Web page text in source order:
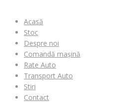
Acasă
Stoc
Despre noi
Comandă mașină
Rate Auto
Transport Auto
Stiri
Contact